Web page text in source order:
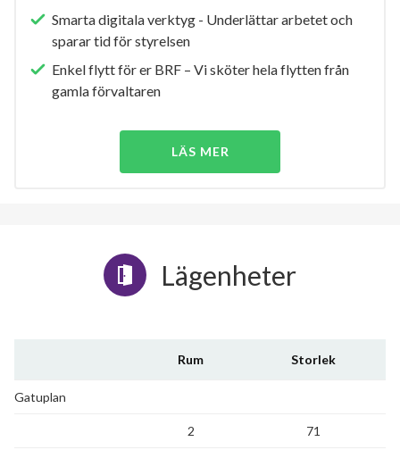
Smarta digitala verktyg - Underlättar arbetet och
sparar tid för styrelsen
Enkel flytt för er BRF – Vi sköter hela flytten från
gamla förvaltaren
LÄS MER
Lägenheter
Rum Storlek
Gatuplan
2 71